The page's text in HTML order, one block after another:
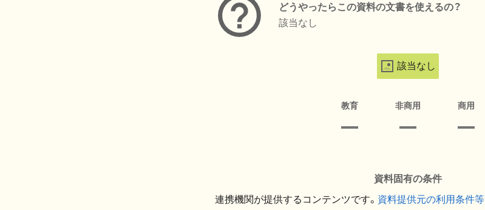
どうやったらこの資料の文書を使えるの？
該当なし
該当なし
教育 非商用 商用
資料固有の条件
連携機関が提供するコンテンツです。 資料提供元の利用条件等